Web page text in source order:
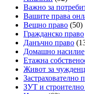
Важно за
Вашите права
Вещно право (50)
Гражданско право
Данъчно право
Домашно насилие
Етажна
Живот за
Застрахователно
ЗУТ и